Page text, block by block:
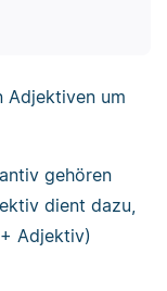
Adjektiven um
gehören
dient dazu,
Adjektiv)